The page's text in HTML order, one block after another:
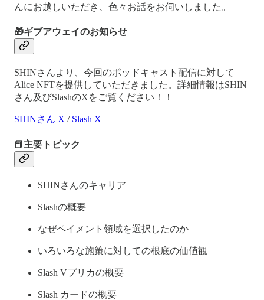
んにお越しいただき、色々お話をお伺いしました。
🎁ギブアウェイのお知らせ
SHINさんより、今回のポッドキャスト配信に対して
Alice NFTを提供していただきました。詳細情報はSHIN
さん及びSlashのXをご覧ください！！
SHINさん X / Slash X
📕主要トピック
SHINさんのキャリア
Slashの概要
なぜペイメント領域を選択したのか
いろいろな施策に対しての根底の価値観
Slash Vプリカの概要
Slash カードの概要